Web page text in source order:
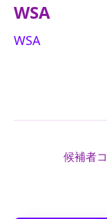
WSA
WSA
候補者